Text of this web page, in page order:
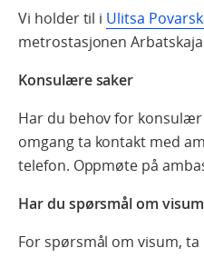
Vi holder til i Ulitsa
metrostasjonen
Konsulære saker
Har du behov for
omgang ta kontakt med
telefon. Oppmøte på
Har du spørsmål om
For spørsmål om visum, ta